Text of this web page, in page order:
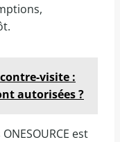
visite :
autorisées ?
est